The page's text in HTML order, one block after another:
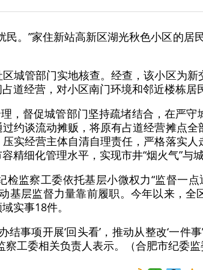
。”家住新站高新区湖光秋色小区的居
城管部门实地核查。经查，该小区为新
道经营，对小区南门环境和邻近楼栋居
，督促城管部门坚持疏堵结合，在严守
约谈流动摊贩，将原有占道经营摊点全
实经营主体自清自理责任，严格落实人
细化管理水平，实现市井“烟火气”与
监察工委依托基层小微权力“监督一点
基层监督力量靠前履职。今年以来，全
实事18件。
事项开展‘回头看’，推动从整改‘一件事’
工委相关负责人表示。（合肥市纪委监